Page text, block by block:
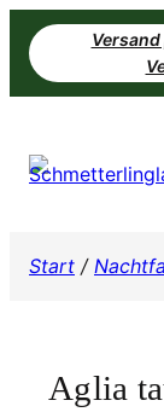
Zum
Inhalt
springen
Versand
Start /
Aglia